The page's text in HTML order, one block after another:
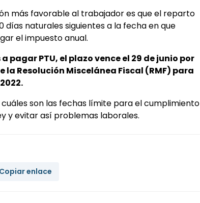
más favorable al trabajador es que el reparto
días naturales siguientes a la fecha en que
el impuesto anual.
pagar PTU, el plazo vence el 29 de junio por
la Resolución Miscelánea Fiscal (RMF) para
2022.
son las fechas límite para el cumplimiento
y evitar así problemas laborales.
Copiar enlace